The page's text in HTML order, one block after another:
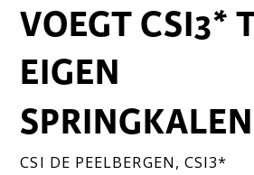
VOEGT CSI3*
EIGEN
CSI DE PEELBERGEN, CSI3*